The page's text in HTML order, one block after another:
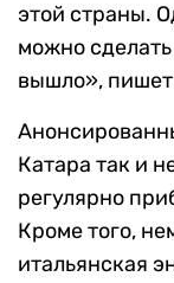
этой страны.
можно
вышло»,
Катара так и
регулярно
Кроме того,
итальянская